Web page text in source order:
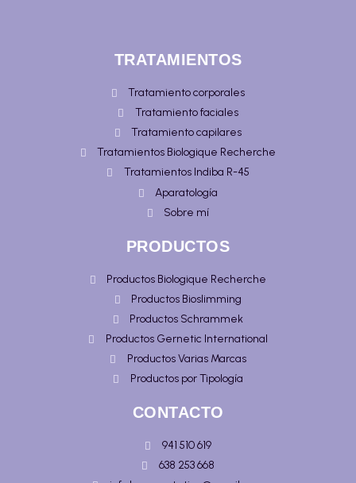
TRATAMIENTOS
Tratamiento corporales
Tratamiento faciales
Tratamiento capilares
Tratamientos Biologique Recherche
Tratamientos Indiba R-45
Aparatología
Sobre mí
PRODUCTOS
Productos Biologique Recherche
Productos Bioslimming
Productos Schrammek
Productos Gernetic International
Productos Varias Marcas
Productos por Tipología
CONTACTO
941 510 619
638 253 668